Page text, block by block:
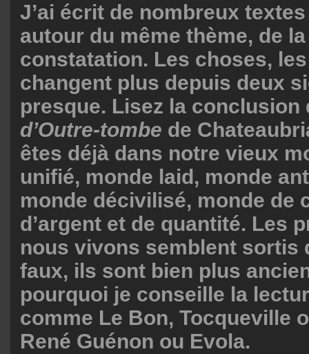
J’ai écrit de nombreux
autour du même thème, de
constatation. Les choses,
changent plus depuis deux
presque. Lisez la
d’Outre-tombe de
êtes déjà dans notre vieux
unifié, monde laid, monde
monde décivilisé, monde de
d’argent et de quantité. Les
nous vivons semblent sortis
faux, ils sont bien plus
pourquoi je conseille la
comme Le Bon, Tocqueville
René Guénon ou Evola.